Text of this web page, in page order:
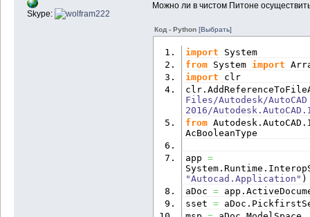
Skype:
Можно ли в чистом Питоне
Код - Python [Выбрать]
import System
from System import
import clr
clr.
Files/Autodesk/AutoCAD
2016/
from Autodesk.AutoCAD .
AcBooleanType
app =
System.Runtime .
"Autocad.Application" )
aDoc = app.
sset = aDoc.